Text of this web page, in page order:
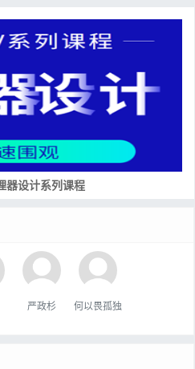
器设计系列课程
严政杉 何以畏孤独